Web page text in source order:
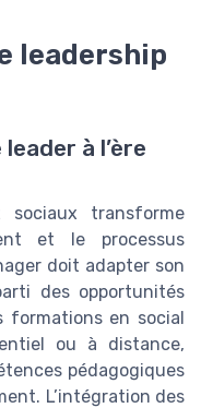
leadership
à l’ère
sociaux transforme
et le processus
doit adapter son
des opportunités
formations en social
ou à distance,
pédagogiques
L’intégration des